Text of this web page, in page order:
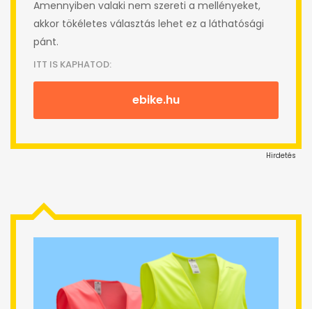
Amennyiben valaki nem szereti a mellényeket,
akkor tökéletes választás lehet ez a láthatósági
pánt.
ITT IS KAPHATOD:
ebike.hu
Hirdetés